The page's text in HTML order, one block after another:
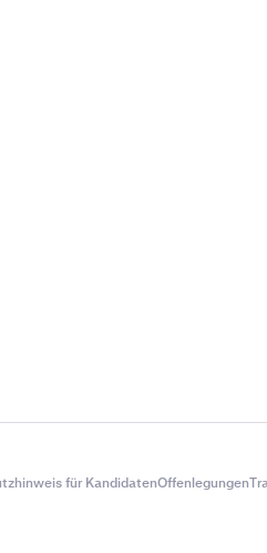
für KandidatenOffenlegungen